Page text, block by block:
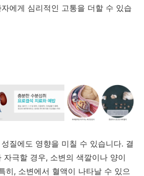
에게 심리적인 고통을 더할 수 있습
질에도 영향을 미칠 수 있습니다. 결
자극할 경우, 소변의 색깔이나 양이
히, 소변에서 혈액이 나타날 수 있으